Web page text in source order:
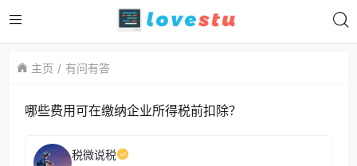
主页 有问有答
哪些费用可在缴纳企业所得税前扣除？
税微说税